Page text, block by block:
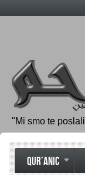
"Mi smo te
QUR’ANIC